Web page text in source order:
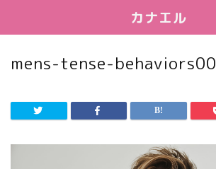
カナエル
mens-tense-behaviors00